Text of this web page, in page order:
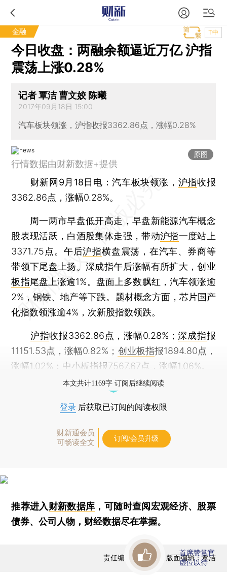
金融 T中
今日收盘：两融余额逼近万亿 沪指
震荡上涨0.28%
记者 覃洁 曹文姣 陈曦
2017年09月18日 15:00
汽车板块领涨，沪指收报3362.86点，涨幅0.28%
原图
行情数据由财新数据+提供
财新网9月18日电 ：汽车板块领涨， 沪指收报
3362.86点，涨幅0.28%。
周一两市早盘低开高走，早盘新能源汽车概念
股表现活跃，白酒股集体走强，带动沪指一度站上
3371.75点。午后沪指横盘震荡，在汽车、券商等
带领下尾盘上扬。深成指午后涨幅有所扩大，创业
板指尾盘上涨逾1%。盘面上多数飘红，汽车领涨逾
2%，钢铁、地产等下跌。题材概念方面，芯片国产
化指数领涨逾4%，次新股指数领跌。
沪指收报3362.86点，涨幅0.28%； 深成指报
11151.53点，涨幅0.82%； 创业板指报1894.80点，
涨幅1.02%； 中小板指报7567.67点，涨幅1.06%。
本文共计1169字 订阅后继续阅读
登录 后获取已订阅的阅读权限
财新通会员
可畅读全文
订阅/会员升级
推荐进入财新数据库 ，可随时查阅宏观经济、股票
债券、公司人物，财经数据尽在掌握。
责任编辑：曹文姣 | 版面编辑：覃洁
首席赞赏官
虚位以待